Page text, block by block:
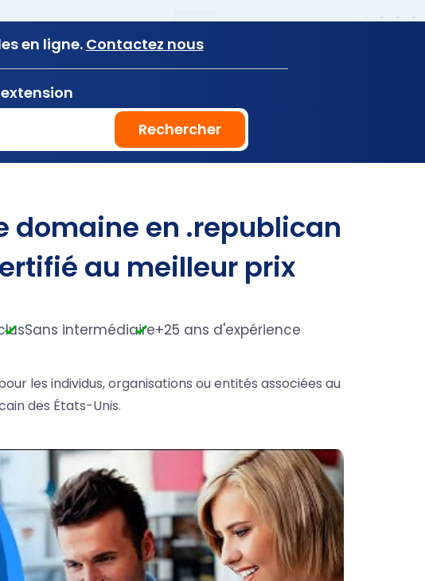
en ligne. Contactez nous
Rechercher
domaine en .republican
au meilleur prix
Sans intermédiaire+25 ans d'expérience
les individus, organisations ou entités associées au
des États-Unis.